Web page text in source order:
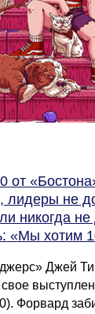
от
лидеры не
никогда
«Мы хотим
Джей
Форвард